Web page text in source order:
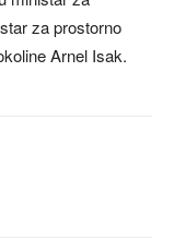
za prostorno
Arnel Isak.